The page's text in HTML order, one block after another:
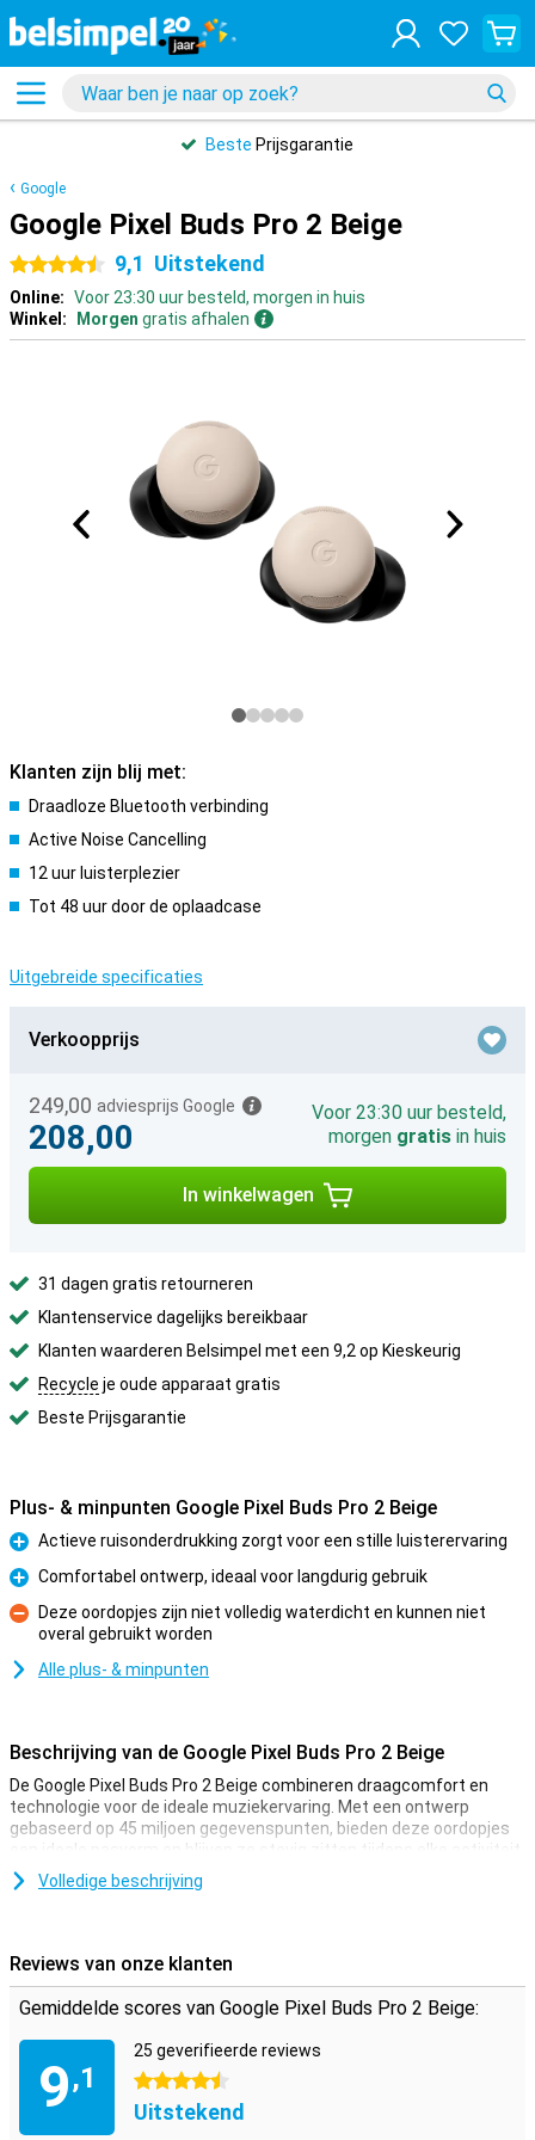
Beste Prijsgarantie
Google
Google Pixel Buds Pro 2 Beige
4.5 sterren
9,1 Uitstekend
Online: Voor 23:30 uur besteld, morgen in huis
Winkel:
Morgen gratis afhalen
Klanten zijn blij met:
Draadloze Bluetooth verbinding
Active Noise Cancelling
12 uur luisterplezier
Tot 48 uur door de oplaadcase
Uitgebreide specificaties
Verkoopprijs
249,00 adviesprijs Google
208,00
Voor 23:30 uur besteld,
morgen gratis in huis
In winkelwagen
31 dagen gratis retourneren
Klantenservice dagelijks bereikbaar
Klanten waarderen Belsimpel met een 9,2 op Kieskeurig
Recycle je oude apparaat gratis
Beste Prijsgarantie
Plus- & minpunten Google Pixel Buds Pro 2 Beige
Pluspunt
Actieve ruisonderdrukking zorgt voor een stille luisterervaring
Pluspunt
Comfortabel ontwerp, ideaal voor langdurig gebruik
Minpunt
Deze oordopjes zijn niet volledig waterdicht en kunnen niet
overal gebruikt worden
Alle plus- & minpunten
Beschrijving van de Google Pixel Buds Pro 2 Beige
De Google Pixel Buds Pro 2 Beige combineren draagcomfort en
technologie voor de ideale muziekervaring. Met een ontwerp
gebaseerd op 45 miljoen gegevenspunten, bieden deze oordopjes
een ideale pasvorm en blijven ze stevig zitten tijdens elke activiteit.
De chip van de Pixel Buds Pro 2 zorgt voor snelle, intelligente
apparaten, zijn deze oordopjes de ideale keuze voor elke Pixel-
gebruiker. En dankzij de batterijduur tot 48 uur met de oplaadcase
kan je de hele dag lang genieten van muziek.
Optimale pasvorm
Dankzij het ontwerp dat gebaseerd is op 45 miljoen
gegevenspunten van verschillende oren, zijn deze earbuds klein,
licht en comfortabel genoeg om de hele dag te dragen. De
Volledige beschrijving
Reviews van onze klanten
Gemiddelde scores van Google Pixel Buds Pro 2 Beige:
9,1
25 geverifieerde reviews
4.5 sterren
Uitstekend